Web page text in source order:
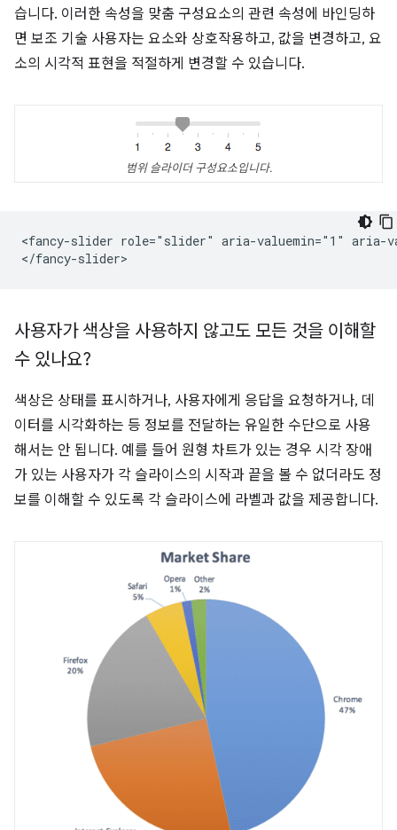
습니다. 이러한 속성을 맞춤 구성요소의 관련 속성에 바인딩하
면 보조 기술 사용자는 요소와 상호작용하고, 값을 변경하고, 요
소의 시각적 표현을 적절하게 변경할 수 있습니다.
범위 슬라이더 구성요소입니다.
<fancy-slider role="slider" aria-valuemin="1" aria-
사용자가 색상을 사용하지 않고도 모든 것을 이해할
수 있나요?
색상은 상태를 표시하거나, 사용자에게 응답을 요청하거나, 데
이터를 시각화하는 등 정보를 전달하는 유일한 수단으로 사용
해서는 안 됩니다. 예를 들어 원형 차트가 있는 경우 시각 장애
가 있는 사용자가 각 슬라이스의 시작과 끝을 볼 수 없더라도 정
보를 이해할 수 있도록 각 슬라이스에 라벨과 값을 제공합니다.